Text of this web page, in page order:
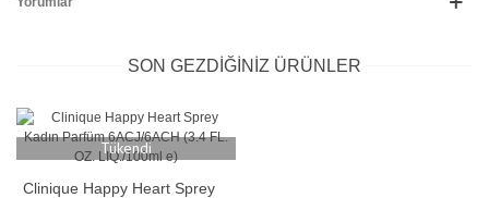
SON GEZDIĞINIZ ÜRÜNLER
Tükendi
Clinique Happy Heart Sprey